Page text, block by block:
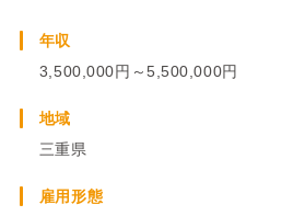
年収
3,500,000円～5,500,000円
地域
三重県
雇用形態